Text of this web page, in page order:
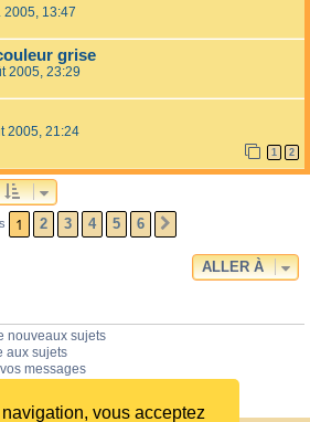
vous acceptez
2005, 13:47
grise
2005, 23:29
2005, 21:24
1 2
1 2 3 4 5 6
ALLER À
nouveaux sujets
aux sujets
messages
fichiers